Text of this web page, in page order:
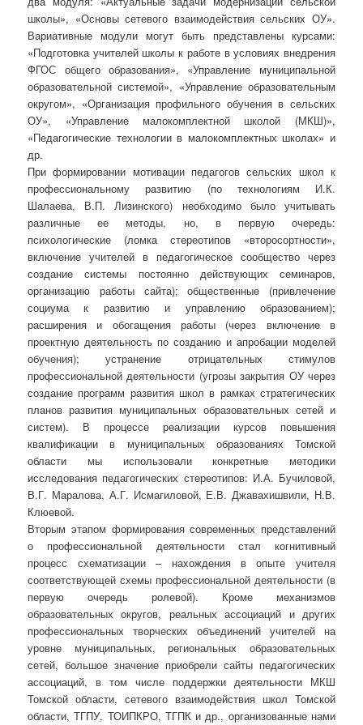
школы», «Основы сетевого взаимодействия сельских ОУ».
Вариативные модули могут быть представлены курсами:
«Подготовка учителей школы к работе в условиях внедрения
ФГОС общего образования», «Управление муниципальной
образовательной системой», «Управление образовательным
округом», «Организация профильного обучения в сельских
ОУ», «Управление малокомплектной школой (МКШ)»,
«Педагогические технологии в малокомплектных школах» и
др.
При формировании мотивации педагогов сельских школ к
профессиональному развитию (по технологиям И.К.
Шалаева, В.П. Лизинского) необходимо было учитывать
различные ее методы, но, в первую очередь:
психологические (ломка стереотипов «второсортности»,
включение учителей в педагогическое сообщество через
создание системы постоянно действующих семинаров,
организацию работы сайта); общественные (привлечение
социума к развитию и управлению образованием);
расширения и обогащения работы (через включение в
проектную деятельность по созданию и апробации моделей
обучения); устранение отрицательных стимулов
профессиональной деятельности (угрозы закрытия ОУ через
создание программ развития школ в рамках стратегических
планов развития муниципальных образовательных сетей и
систем). В процессе реализации курсов повышения
квалификации в муниципальных образованиях Томской
области мы использовали конкретные методики
исследования педагогических стереотипов: И.А. Бучиловой,
В.Г. Маралова, А.Г. Исмагиловой, Е.В. Джавахишвили, Н.В.
Клюевой.
Вторым этапом формирования современных представлений
о профессиональной деятельности стал когнитивный
процесс схематизации – нахождения в опыте учителя
соответствующей схемы профессиональной деятельности (в
первую очередь ролевой). Кроме механизмов
образовательных округов, реальных ассоциаций и других
профессиональных творческих объединений учителей на
уровне муниципальных, региональных образовательных
сетей, большое значение приобрели сайты педагогических
ассоциаций, в том числе поддержки деятельности МКШ
Томской области, сетевого взаимодействия школ Томской
области, ТГПУ, ТОИПКРО, ТГПК и др., организованные нами